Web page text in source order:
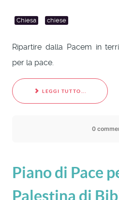
Chiesa chiese
Ripartire dalla Pacem in
per la pace.
LEGGI TUTTO...
0
Piano di Pace
Palestina di